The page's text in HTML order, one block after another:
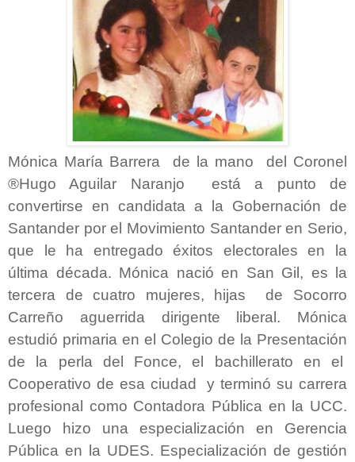
Mónica María Barrera de la mano del Coronel
®Hugo Aguilar Naranjo está a punto de
convertirse en candidata a la Gobernación de
Santander por el Movimiento Santander en Serio,
que le ha entregado éxitos electorales en la
última década. Mónica nació en San Gil, es la
tercera de cuatro mujeres, hijas de Socorro
Carreño aguerrida dirigente liberal. Mónica
estudió primaria en el Colegio de la Presentación
de la perla del Fonce, el bachillerato en el
Cooperativo de esa ciudad y terminó su carrera
profesional como Contadora Pública en la UCC.
Luego hizo una especialización en Gerencia
Pública en la UDES. Especialización de gestión